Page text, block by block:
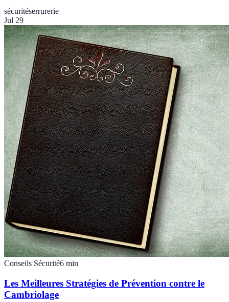
sécuritéserrurerie
Jul 29
Conseils Sécurité6 min
Les Meilleures Stratégies de Prévention contre le
Cambriolage